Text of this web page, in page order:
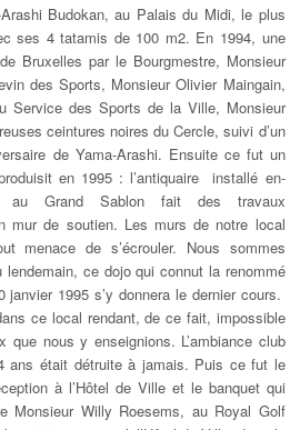
Budokan, au Palais du Midi, le plus
ses 4 tatamis de 100 m2. En 1994, une
Bruxelles par le Bourgmestre, Monsieur
des Sports, Monsieur Olivier Maingain,
Service des Sports de la Ville, Monsieur
ceintures noires du Cercle, suivi d’un
de Yama-Arashi. Ensuite ce fut un
en 1995 : l’antiquaire installé en-
au Grand Sablon fait des travaux
mur de soutien. Les murs de notre local
menace de s’écrouler. Nous sommes
ce dojo qui connut la renommé
janvier 1995 s’y donnera le dernier cours.
ce local rendant, de ce fait, impossible
que nous y enseignions. L’ambiance club
ans était détruite à jamais. Puis ce fut le
à l’Hôtel de Ville et le banquet qui
Monsieur Willy Roesems, au Royal Golf